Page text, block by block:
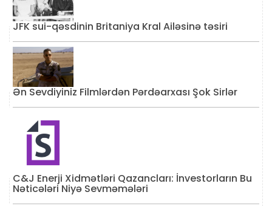
JFK sui-qəsdinin Britaniya Kral Ailəsinə təsiri
Ən Sevdiyiniz Filmlərdən Pərdəarxası Şok Sirlər
C&J Enerji Xidmətləri Qazancları: İnvestorların Bu
Nəticələri Niyə Sevməmələri